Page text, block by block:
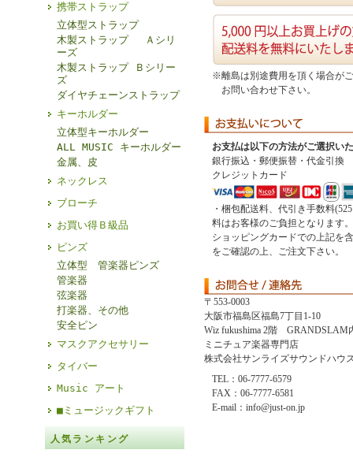
携帯ストラップ
立体型ストラップ
木製ストラップ Ａシリ
ーズ
木製ストラップ Ｂシリー
ズ
ダイヤチェーンストラップ
キーホルダー
立体型キーホルダー
ALL MUSIC キーホルダー
金属、皮
ネックレス
ブローチ
お買い得Ｂ級品
ピンズ
立体型 管楽器ピンズ
管楽器
弦楽器
打楽器、その他
安全ピン
マスクアクセサリー
タイバー
Music アート
■ミュージックギフト
人気ランキング
※離島は別途費用を頂く場合が
お問い合わせ下さい。
お支払は以下の方法がご選択い
銀行振込・郵便振替・代金引換
クレジットカード
・梱包配送料、代引き手数料
料はお客様のご負担となります。
ショッピングカードでの上記を
をご確認の上、ご注文下さい。
〒553-0003
大阪市福島区福島7丁目1-10
Wiz fukushima 2階 GRANDSLAM
ミニチュア楽器専門店
株式会社サンライズサウンドハウ
TEL：06-7777-6579
FAX：06-7777-6581
E-mail：info@just-on.jp